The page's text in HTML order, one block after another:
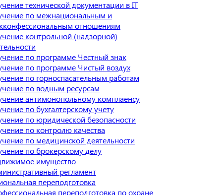
технической документации в IT
по межнациональным и
отношениям
контрольной (надзорной)
по программе Честный знак
по программе Чистый воздух
по горноспасательным работам
по водным ресурсам
антимонопольному комплаенсу
по бухгалтерскому учету
по юридической безопасности
по контролю качества
по медицинской деятельности
по брокерскому делу
имущество
регламент
переподготовка
переподготовка по охране